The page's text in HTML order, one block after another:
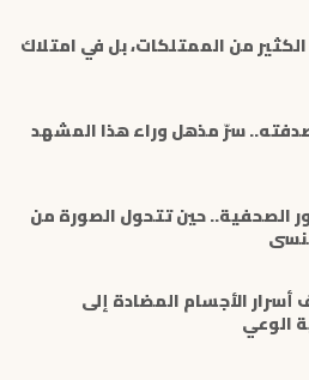
من الممتلكات، بل في امتلاك
صدفته.. سرّ مذهل وراء هذا المشهد
الصحفية.. حين تتحول الصورة من
الأجسام المضادة إلى
الوعي